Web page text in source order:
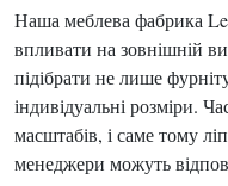
Наша меблева фабрика
впливати на зовнішній
підібрати не лише
індивідуальні розміри.
масштабів, і саме тому
менеджери можуть